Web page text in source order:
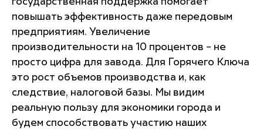
государственная поддержка помогает
повышать эффективность даже передовым
предприятиям. Увеличение
производительности на 10 процентов – не
просто цифра для завода. Для Горячего Ключа
это рост объемов производства и, как
следствие, налоговой базы. Мы видим
реальную пользу для экономики города и
будем способствовать участию наших